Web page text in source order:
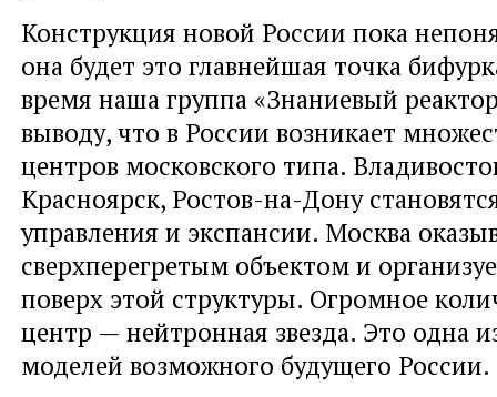
Конструкция новой России пока
она будет это главнейшая точка
время наша группа «Знаниевый
выводу, что в России возникает
центров московского типа.
Красноярск, Ростов-на-Дону
управления и экспансии. Москва
сверхперегретым объектом и
поверх этой структуры. Огромное
центр — нейтронная звезда. Это одна
моделей возможного будущего России.